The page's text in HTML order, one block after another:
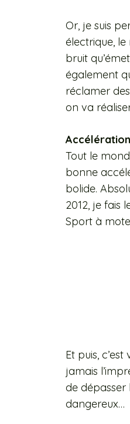
Or, je suis
électrique,
bruit
également
réclamer
on va
Accélération
Tout le
bonne
bolide.
2012, je fais
Sport à
Et puis,
jamais
de dépasser
dangereux…